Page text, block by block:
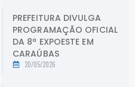
PREFEITURA DIVULGA
PROGRAMAÇÃO OFICIAL
DA 8ª EXPOESTE EM
CARAÚBAS
20/05/2026